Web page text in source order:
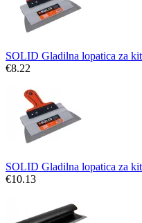
SOLID Gladilna lopatica za
€8.22
SOLID Gladilna lopatica za
€10.13